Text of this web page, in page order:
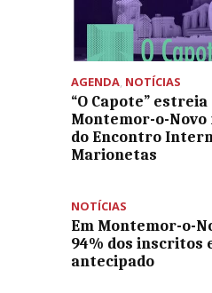
AGENDA, NOTÍCIAS
“O Capote” estreia
Montemor-o-Novo
do Encontro
Marionetas
NOTÍCIAS
Em Montemor-o-
94% dos inscritos
antecipado